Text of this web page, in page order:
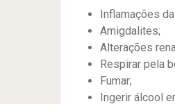
Inflamações
Amigdalites;
Alterações
Respirar pela
Fumar;
Ingerir álcool